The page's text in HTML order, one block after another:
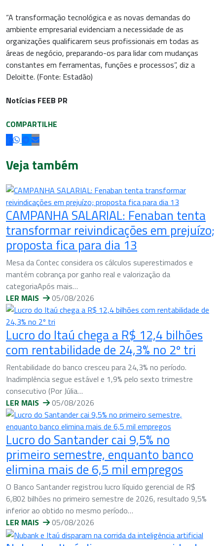
“A transformação tecnológica e as novas demandas do
ambiente empresarial evidenciam a necessidade de as
organizações qualificarem seus profissionais em todas as
áreas de negócio, preparando-os para lidar com mudanças
constantes em ferramentas, funções e processos”, diz a
Deloitte. (Fonte: Estadão)
Notícias FEEB PR
COMPARTILHE
Veja também
CAMPANHA SALARIAL: Fenaban tenta
transformar reivindicações em prejuízo;
proposta fica para dia 13
Mesa da Contec considera os cálculos superestimados e
mantém cobrança por ganho real e valorização da
categoriaApós mais…
LER MAIS
05/08/2026
Lucro do Itaú chega a R$ 12,4 bilhões
com rentabilidade de 24,3% no 2º tri
Rentabilidade do banco cresceu para 24,3% no período.
Inadimplência segue estável e 1,9% pelo sexto trimestre
consecutivo (Por Júlia…
LER MAIS
05/08/2026
Lucro do Santander cai 9,5% no
primeiro semestre, enquanto banco
elimina mais de 6,5 mil empregos
O Banco Santander registrou lucro líquido gerencial de R$
6,802 bilhões no primeiro semestre de 2026, resultado 9,5%
inferior ao obtido no mesmo período…
LER MAIS
05/08/2026